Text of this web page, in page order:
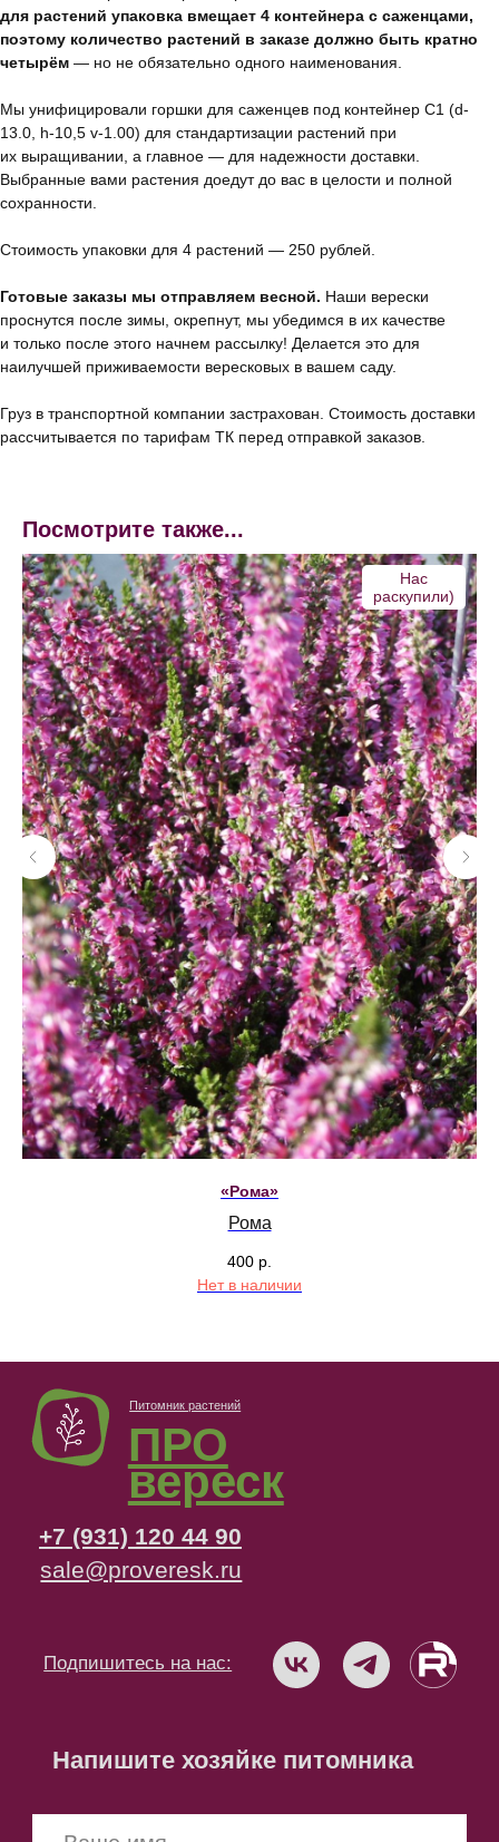
для растений упаковка вмещает 4 контейнера с саженцами,
поэтому количество растений в заказе должно быть кратно
четырём — но не обязательно одного наименования.
Мы унифицировали горшки для саженцев под контейнер С1 (d-
13.0, h-10,5 v-1.00) для стандартизации растений при
их выращивании, а главное — для надежности доставки.
Выбранные вами растения доедут до вас в целости и полной
сохранности.
Стоимость упаковки для 4 растений — 250 рублей.
Готовые заказы мы отправляем весной. Наши верески
проснутся после зимы, окрепнут, мы убедимся в их качестве
и только после этого начнем рассылку! Делается это для
наилучшей приживаемости вересковых в вашем саду.
Груз в транспортной компании застрахован. Стоимость доставки
рассчитывается по тарифам ТК перед отправкой заказов.
Посмотрите также...
Нас
раскупили)
«Рома»
Рома
400 р.
Нет в наличии
ПРО
вереск
Новости
Каталог
О питомнике
sale@proveresk.ru
Политика конфиденциальности
© 2024-2026
ПРО вереск
Контакты
Сайт сделали МЫ С КОТОМ
+7
Соглашаюсь с политикой конфиденциальности
сайта
ЕСТЬ ВОПРОС
Напишите хозяйке питомника
Навигация
Оплата и доставка
ИНН 332501019902
Оферта